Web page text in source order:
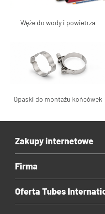
Węże do wody i powietrza
Opaski do montażu końcówek
Zakupy internetowe
Firma
Oferta Tubes